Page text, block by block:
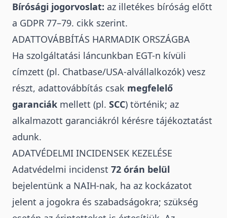
Bírósági jogorvoslat: az illetékes bíróság előtt
a GDPR 77–79. cikk szerint.
ADATTOVÁBBÍTÁS HARMADIK ORSZÁGBA
Ha szolgáltatási láncunkban EGT-n kívüli
címzett (pl. Chatbase/USA-alvállalkozók) vesz
részt, adattovábbítás csak megfelelő
garanciák mellett (pl. SCC) történik; az
alkalmazott garanciákról kérésre tájékoztatást
adunk.
ADATVÉDELMI INCIDENSEK KEZELÉSE
Adatvédelmi incidenst 72 órán belül
bejelentünk a NAIH-nak, ha az kockázatot
jelent a jogokra és szabadságokra; szükség